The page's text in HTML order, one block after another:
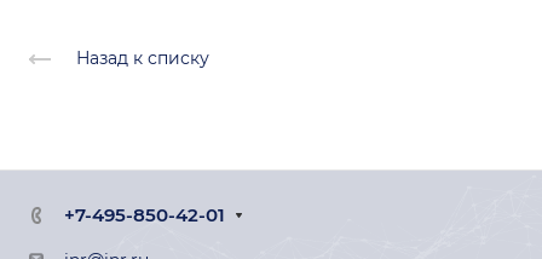
Назад к списку
+7-495-850-42-01